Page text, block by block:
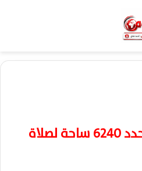
الاوقاف المصرية تحدد 6240 ساحة لصلاة